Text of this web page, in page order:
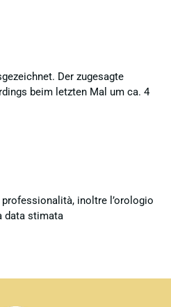
Der zugesagte
beim letzten Mal um ca. 4
inoltre l’orologio
data stimata